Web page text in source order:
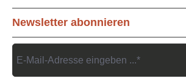
Newsletter abonnieren